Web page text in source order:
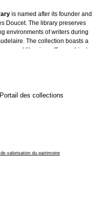
is named after its founder and
Doucet. The library preserves
environments of writers during
The collection boasts a
libraries, offices, objects
Portail des collections
valorisation du patrimoine